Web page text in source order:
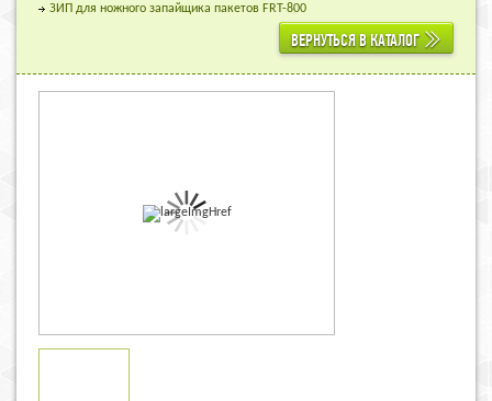
ЗИП для ножного запайщика пакетов FRT-800
ВЕРНУТЬСЯ В КАТАЛОГ